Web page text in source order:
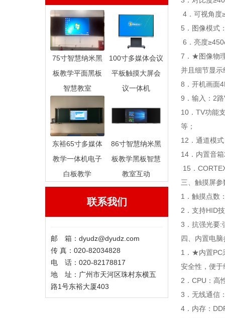
75寸智慧纳米黑
板教学平面黑板
智慧教室
100寸多媒体会议
平板触摸大屏会
议一体机
东裕65寸多媒体
教学一体机电子
白板教学
86寸智慧纳米黑
板教学黑板智慧
教室互动
联系我们
邮 箱：dyudz@dyudz.com
传 真：020-82034828
电 话：020-82178817
地 址：广州市天河区珠村东横五
路1号东裕大厦403
4．可视角度
5．图像模式
6．亮度
7．★图像物
并且细节显示
8．开机画面
9．输入：2
10．TV功能
等；
12．通道模
14．内置音
15．
三、触摸屏参
1．触摸点数
2．支持HID
3．抗强光要:
四、内置电脑
1．★内置PC
安全性，便
2．CPU：高
3．无线通信
4．内存：